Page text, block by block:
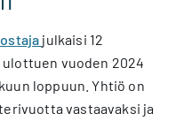
julkaisi 12
vuoden 2024
loppuun. Yhtiö on
vastaavaksi ja